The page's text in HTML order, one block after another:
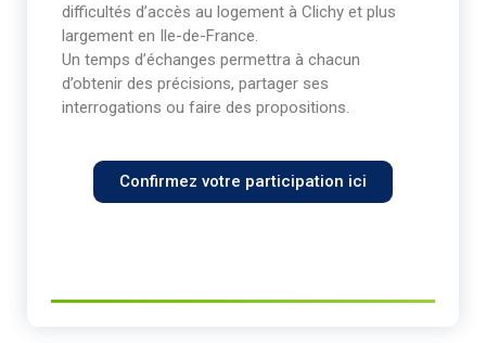
difficultés d’accès au logement à Clichy et plus
largement en Ile-de-France.
Un temps d’échanges permettra à chacun
d’obtenir des précisions, partager ses
interrogations ou faire des propositions.
Confirmez votre participation ici